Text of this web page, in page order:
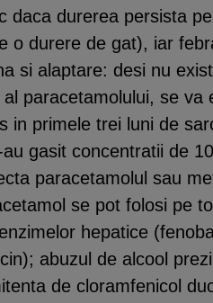
daca durerea persista
o durere de gat), iar
si alaptare: desi nu
paracetamolului, se
in primele trei luni de
gasit concentratii de
paracetamolul sau
se pot folosi pe
hepatice
abuzul de alcool
de cloramfenicol